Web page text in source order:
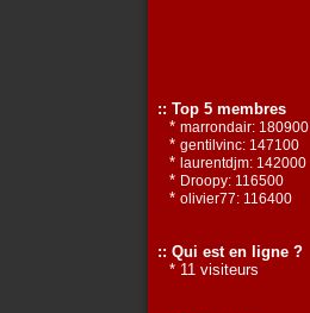
:: Top 5 membres
* marrondair: 180900
* gentilvinc: 147100
* laurentdjm: 142000
* Droopy: 116500
* olivier77: 116400
:: Qui est en ligne ?
* 11 visiteurs